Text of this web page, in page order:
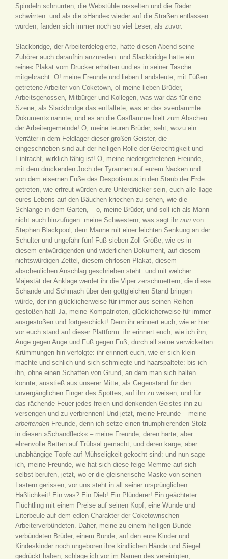
Spindeln schnurrten, die Webstühle rasselten und die Räder
schwirrten: und als die »Hände« wieder auf die Straßen entlassen
wurden, fanden sich immer noch so viel Leser, als zuvor.
Slackbridge, der Arbeiterdelegierte, hatte diesen Abend seine
Zuhörer auch daraufhin anzureden: und Slackbridge hatte ein
reine« Plakat vom Drucker erhalten und es in seiner Tasche
mitgebracht. O! meine Freunde und lieben Landsleute, mit Füßen
getretene Arbeiter von Coketown, o! meine lieben Brüder,
Arbeitsgenossen, Mitbürger und Kollegen, was war das für eine
Szene, als Slackbridge das entfaltete, was er das »verdammte
Dokument« nannte, und es an die Gasflamme hielt zum Abscheu
der Arbeitergemeinde! O, meine teuren Brüder, seht, wozu ein
Verräter in dem Feldlager dieser großen Geister, die
eingeschrieben sind auf der heiligen Rolle der Gerechtigkeit und
Eintracht, wirklich fähig ist! O, meine niedergetretenen Freunde,
mit dem drückenden Joch der Tyrannen auf eurem Nacken und
von dem eisernen Fuße des Despotismus in den Staub der Erde
getreten, wie erfreut würden eure Unterdrücker sein, euch alle Tage
eures Lebens auf den Bäuchen kriechen zu sehen, wie die
Schlange in dem Garten, – o, meine Brüder, und soll ich als Mann
nicht auch hinzufügen: meine Schwestern, was sagt ihr nun von
Stephen Blackpool, dem Manne mit einer leichten Senkung an der
Schulter und ungefähr fünf Fuß sieben Zoll Größe, wie es in
diesem entwürdigenden und widerlichen Dokument, auf diesem
nichtswürdigen Zettel, diesem ehrlosen Plakat, diesem
abscheulichen Anschlag geschrieben steht: und mit welcher
Majestät der Anklage werdet ihr die Viper zerschmettern, die diese
Schande und Schmach über den gottgleichen Stand bringen
würde, der ihn glücklicherweise für immer aus seinen Reihen
gestoßen hat! Ja, meine Kompatrioten, glücklicherweise für immer
ausgestoßen und fortgeschickt! Denn ihr erinnert euch, wie er hier
vor euch stand auf dieser Plattform: ihr erinnert euch, wie ich ihn,
Auge gegen Auge und Fuß gegen Fuß, durch all seine verwickelten
Krümmungen hin verfolgte: ihr erinnert euch, wie er sich klein
machte und schlich und sich schmiegte und haarspaltete: bis ich
ihn, ohne einen Schatten von Grund, an dem man sich halten
konnte, ausstieß aus unserer Mitte, als Gegenstand für den
unvergänglichen Finger des Spottes, auf ihn zu weisen, und für
das rächende Feuer jedes freien und denkenden Geistes ihn zu
versengen und zu verbrennen! Und jetzt, meine Freunde – meine
arbeitenden Freunde, denn ich setze einen triumphierenden Stolz
in diesen »Schandfleck« – meine Freunde, deren harte, aber
ehrenvolle Betten auf Trübsal gemacht, und deren karge, aber
unabhängige Töpfe auf Mühseligkeit gekocht sind: und nun sage
ich, meine Freunde, wie hat sich diese feige Memme auf sich
selbst berufen, jetzt, wo er die gleisnerische Maske von seinen
Lastern gerissen, vor uns steht in all seiner ursprünglichen
Häßlichkeit! Ein was? Ein Dieb! Ein Plünderer! Ein geächteter
Flüchtling mit einem Preise auf seinen Kopf; eine Wunde und
Eiterbeule auf dem edlen Charakter der Coketownschen
Arbeiterverbündeten. Daher, meine zu einem heiligen Bunde
verbündeten Brüder, einem Bunde, auf den eure Kinder und
Kindeskinder noch ungeboren ihre kindlichen Hände und Siegel
gedrückt haben, schlage ich vor im Namen des vereinigten,